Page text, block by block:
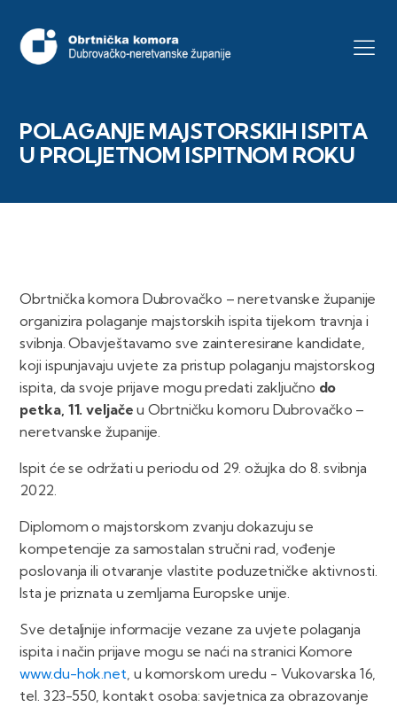
POLAGANJE MAJSTORSKIH ISPITA
U PROLJETNOM ISPITNOM ROKU
Obrtnička komora Dubrovačko – neretvanske županije
organizira polaganje majstorskih ispita tijekom travnja i
svibnja. Obavještavamo sve zainteresirane kandidate,
koji ispunjavaju uvjete za pristup polaganju majstorskog
ispita, da svoje prijave mogu predati zaključno do
petka, 11. veljače u Obrtničku komoru Dubrovačko –
neretvanske županije.
Ispit će se održati u periodu od 29. ožujka do 8. svibnja
2022.
Diplomom o majstorskom zvanju dokazuju se
kompetencije za samostalan stručni rad, vođenje
poslovanja ili otvaranje vlastite poduzetničke aktivnosti.
Ista je priznata u zemljama Europske unije.
Sve detaljnije informacije vezane za uvjete polaganja
ispita i način prijave mogu se naći na stranici Komore
www.du-hok.net, u komorskom uredu - Vukovarska 16,
tel. 323-550, kontakt osoba: savjetnica za obrazovanje